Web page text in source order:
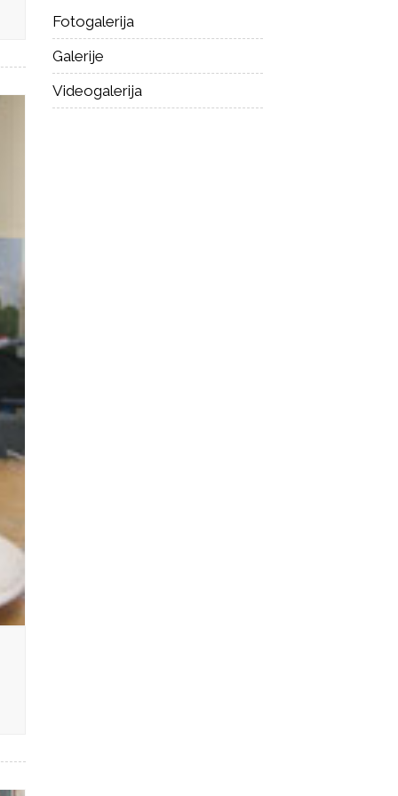
Fotogalerija
Galerije
Videogalerija